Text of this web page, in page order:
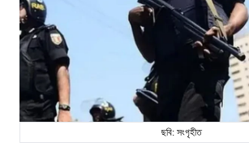
ছবি: সংগৃহীত